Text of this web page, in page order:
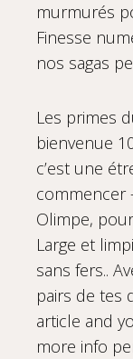
murmurés
Finesse
nos sagas
Les primes
bienvenue
c’est une
commencer
Olimpe,
Large et
sans fers..
pairs de tes
article and
more info